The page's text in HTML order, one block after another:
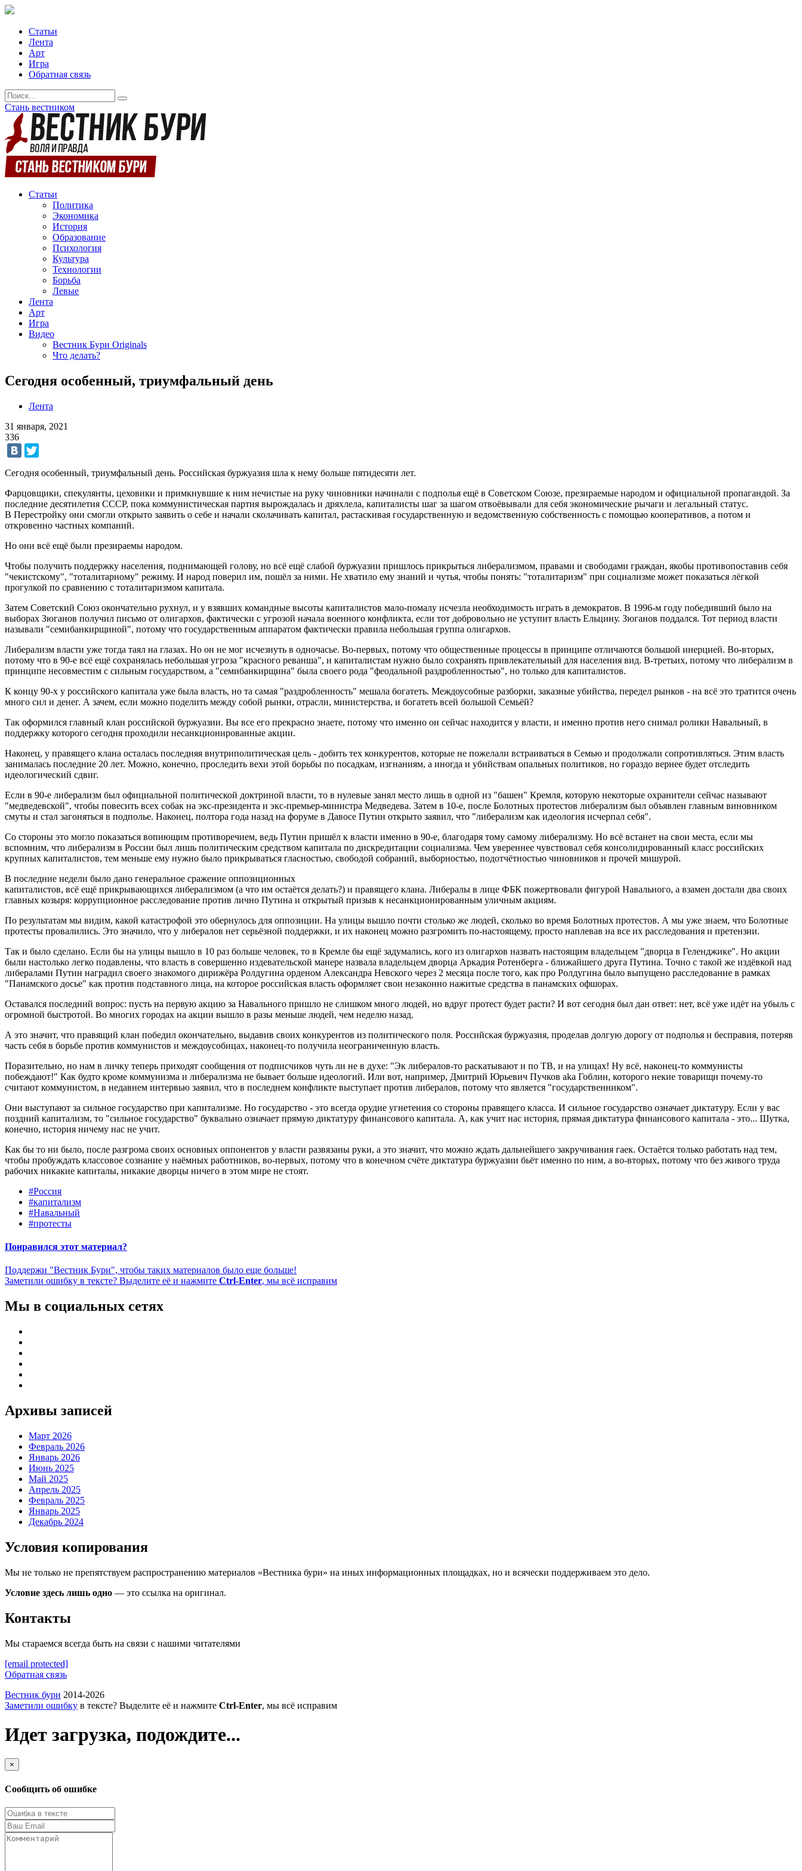
Статьи
Лента
Арт
Игра
Обратная связь
Стань вестником
Статьи
Политика
Экономика
История
Образование
Психология
Культура
Технологии
Борьба
Левые
Лента
Арт
Игра
Видео
Вестник Бури Originals
Что делать?
Сегодня особенный, триумфальный день
Лента
31 января, 2021
336
Сегодня особенный, триумфальный день. Российская буржуазия шла к нему больше пятидесяти лет.
Фарцовщики, спекулянты, цеховики и примкнувшие к ним нечистые на руку чиновники начинали с подполья ещё в Советском Союзе, презираемые народом и официальной пропагандой. За
последние десятилетия СССР, пока коммунистическая партия вырождалась и дряхлела, капиталисты шаг за шагом отвоёвывали для себя экономические рычаги и легальный статус.
В Перестройку они смогли открыто заявить о себе и начали сколачивать капитал, растаскивая государственную и ведомственную собственность с помощью кооперативов, а потом и
откровенно частных компаний.
Но они всё ещё были презираемы народом.
Чтобы получить поддержку населения, поднимающей голову, но всё ещё слабой буржуазии пришлось прикрыться либерализмом, правами и свободами граждан, якобы противопоставив себя
"чекистскому", "тоталитарному" режиму. И народ поверил им, пошёл за ними. Не хватило ему знаний и чутья, чтобы понять: "тоталитаризм" при социализме может показаться лёгкой
прогулкой по сравнению с тоталитаризмом капитала.
Затем Советский Союз окончательно рухнул, и у взявших командные высоты капиталистов мало-помалу исчезла необходимость играть в демократов. В 1996-м году победивший было на
выборах Зюганов получил письмо от олигархов, фактически с угрозой начала военного конфликта, если тот добровольно не уступит власть Ельцину. Зюганов поддался. Тот период власти
называли "семибанкирщиной", потому что государственным аппаратом фактически правила небольшая группа олигархов.
Либерализм власти уже тогда таял на глазах. Но он не мог исчезнуть в одночасье. Во-первых, потому что общественные процессы в принципе отличаются большой инерцией. Во-вторых,
потому что в 90-е всё ещё сохранялась небольшая угроза "красного реванша", и капиталистам нужно было сохранять привлекательный для населения вид. В-третьих, потому что либерализм в
принципе несовместим с сильным государством, а "семибанкирщина" была своего рода "феодальной раздробленностью", но только для капиталистов.
К концу 90-х у российского капитала уже была власть, но та самая "раздробленность" мешала богатеть. Междоусобные разборки, заказные убийства, передел рынков - на всё это тратится очень
много сил и денег. А зачем, если можно поделить между собой рынки, отрасли, министерства, и богатеть всей большой Семьёй?
Так оформился главный клан российской буржуазии. Вы все его прекрасно знаете, потому что именно он сейчас находится у власти, и именно против него снимал ролики Навальный, в
поддержку которого сегодня проходили несанкционированные акции.
Наконец, у правящего клана осталась последняя внутриполитическая цель - добить тех конкурентов, которые не пожелали встраиваться в Семью и продолжали сопротивляться. Этим власть
занималась последние 20 лет. Можно, конечно, проследить вехи этой борьбы по посадкам, изгнаниям, а иногда и убийствам опальных политиков, но гораздо вернее будет отследить
идеологический сдвиг.
Если в 90-е либерализм был официальной политической доктриной власти, то в нулевые занял место лишь в одной из "башен" Кремля, которую некоторые охранители сейчас называют
"медведевской", чтобы повесить всех собак на экс-президента и экс-премьер-министра Медведева. Затем в 10-е, после Болотных протестов либерализм был объявлен главным виновником
смуты и стал загоняться в подполье. Наконец, полтора года назад на форуме в Давосе Путин открыто заявил, что "либерализм как идеология исчерпал себя".
Со стороны это могло показаться вопиющим противоречием, ведь Путин пришёл к власти именно в 90-е, благодаря тому самому либерализму. Но всё встанет на свои места, если мы
вспомним, что либерализм в России был лишь политическим средством капитала по дискредитации социализма. Чем увереннее чувствовал себя консолидированный класс российских
крупных капиталистов, тем меньше ему нужно было прикрываться гласностью, свободой собраний, выборностью, подотчётностью чиновников и прочей мишурой.
В последние недели было дано генеральное сражение оппозиционных
капиталистов, всё ещё прикрывающихся либерализмом (а что им остаётся делать?) и правящего клана. Либералы в лице ФБК пожертвовали фигурой Навального, а взамен достали два своих
главных козыря: коррупционное расследование против лично Путина и открытый призыв к несанкционированным уличным акциям.
По результатам мы видим, какой катастрофой это обернулось для оппозиции. На улицы вышло почти столько же людей, сколько во время Болотных протестов. А мы уже знаем, что Болотные
протесты провалились. Это значило, что у либералов нет серьёзной поддержки, и их наконец можно разгромить по-настоящему, просто наплевав на все их расследования и претензии.
Так и было сделано. Если бы на улицы вышло в 10 раз больше человек, то в Кремле бы ещё задумались, кого из олигархов назвать настоящим владельцем "дворца в Геленджике". Но акции
были настолько легко подавлены, что власть в совершенно издевательской манере назвала владельцем дворца Аркадия Ротенберга - ближайшего друга Путина. Точно с такой же издёвкой над
либералами Путин наградил своего знакомого дирижёра Ролдугина орденом Александра Невского через 2 месяца после того, как про Ролдугина было выпущено расследование в рамках
"Панамского досье" как против подставного лица, на которое российская власть оформляет свои незаконно нажитые средства в панамских офшорах.
Оставался последний вопрос: пусть на первую акцию за Навального пришло не слишком много людей, но вдруг протест будет расти? И вот сегодня был дан ответ: нет, всё уже идёт на убыль с
огромной быстротой. Во многих городах на акции вышло в разы меньше людей, чем неделю назад.
А это значит, что правящий клан победил окончательно, выдавив своих конкурентов из политического поля. Российская буржуазия, проделав долгую дорогу от подполья и бесправия, потеряв
часть себя в борьбе против коммунистов и междоусобицах, наконец-то получила неограниченную власть.
Поразительно, но нам в личку теперь приходят сообщения от подписчиков чуть ли не в духе: "Эк либералов-то раскатывают и по ТВ, и на улицах! Ну всё, наконец-то коммунисты
побеждают!" Как будто кроме коммунизма и либерализма не бывает больше идеологий. Или вот, например, Дмитрий Юрьевич Пучков aka Гоблин, которого некие товарищи почему-то
считают коммунистом, в недавнем интервью заявил, что в последнем конфликте выступает против либералов, потому что является "государственником".
Они выступают за сильное государство при капитализме. Но государство - это всегда орудие угнетения со стороны правящего класса. И сильное государство означает диктатуру. Если у вас
поздний капитализм, то "сильное государство" буквально означает прямую диктатуру финансового капитала. А, как учит нас история, прямая диктатура финансового капитала - это... Шутка,
конечно, история ничему нас не учит.
Как бы то ни было, после разгрома своих основных оппонентов у власти развязаны руки, а это значит, что можно ждать дальнейшего закручивания гаек. Остаётся только работать над тем,
чтобы пробуждать классовое сознание у наёмных работников, во-первых, потому что в конечном счёте диктатура буржуазии бьёт именно по ним, а во-вторых, потому что без живого труда
рабочих никакие капиталы, никакие дворцы ничего в этом мире не стоят.
#Россия
#капитализм
#Навальный
#протесты
Понравился этот материал?
Поддержи "Вестник Бури", чтобы таких материалов было еще больше!
Заметили ошибку в тексте? Выделите её и нажмите Ctrl-Enter, мы всё исправим
Мы в социальных сетях
Архивы записей
Март 2026
Февраль 2026
Январь 2026
Июнь 2025
Май 2025
Апрель 2025
Февраль 2025
Январь 2025
Декабрь 2024
Условия копирования
Мы не только не препятствуем распространению материалов «Вестника бури» на иных информационных площадках, но и всячески поддерживаем это дело.
Условие здесь лишь одно — это ссылка на оригинал.
Контакты
Мы стараемся всегда быть на связи с нашими читателями
[email protected]
Обратная связь
Вестник бури 2014-2026
Заметили ошибку в тексте? Выделите её и нажмите Ctrl-Enter, мы всё исправим
Идет загрузка, подождите...
×
Сообщить об ошибке